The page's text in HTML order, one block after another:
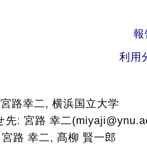
報
利用
路幸二, 横浜国立大学
先: 宮路 幸二
路 幸二, 髙柳 賢一郎